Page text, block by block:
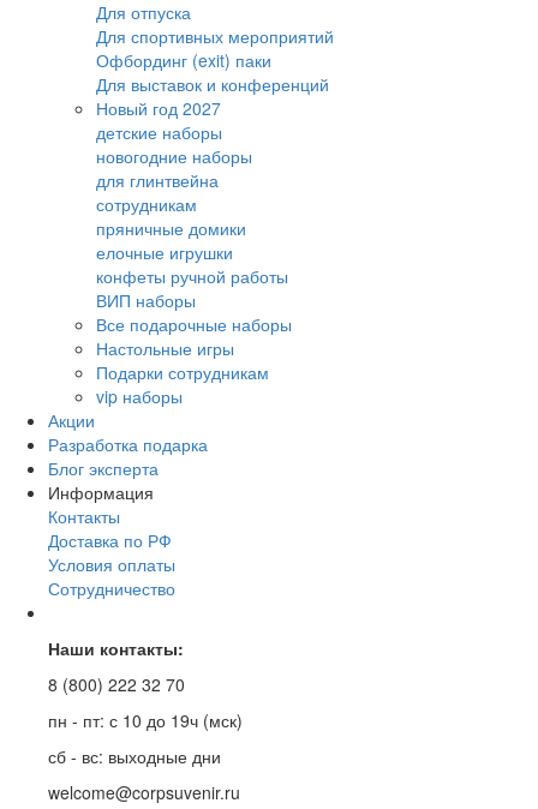
Для отпуска
Для спортивных мероприятий
Офбординг (exit) паки
Для выставок и конференций
Новый год 2027
детские наборы
новогодние наборы
для глинтвейна
сотрудникам
пряничные домики
елочные игрушки
конфеты ручной работы
ВИП наборы
Все подарочные наборы
Настольные игры
Подарки сотрудникам
vip наборы
Акции
Разработка подарка
Блог эксперта
Информация
Контакты
Доставка по РФ
Условия оплаты
Сотрудничество
Наши контакты:
8 (800) 222 32 70
пн - пт: с 10 до 19ч (мск)
сб - вс: выходные дни
welcome@corpsuvenir.ru